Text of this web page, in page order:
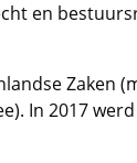
en
Zaken
In 2017